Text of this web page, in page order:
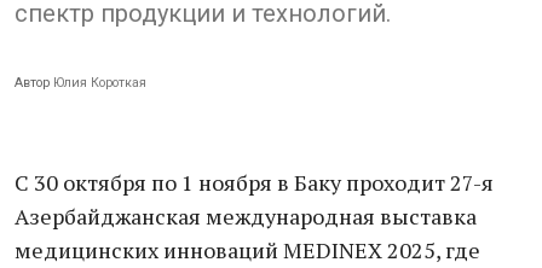
спектр продукции и технологий.
Автор Юлия Короткая
С 30 октября по 1 ноября в Баку проходит 27-я
Азербайджанская международная выставка
медицинских инноваций MEDINEX 2025, где